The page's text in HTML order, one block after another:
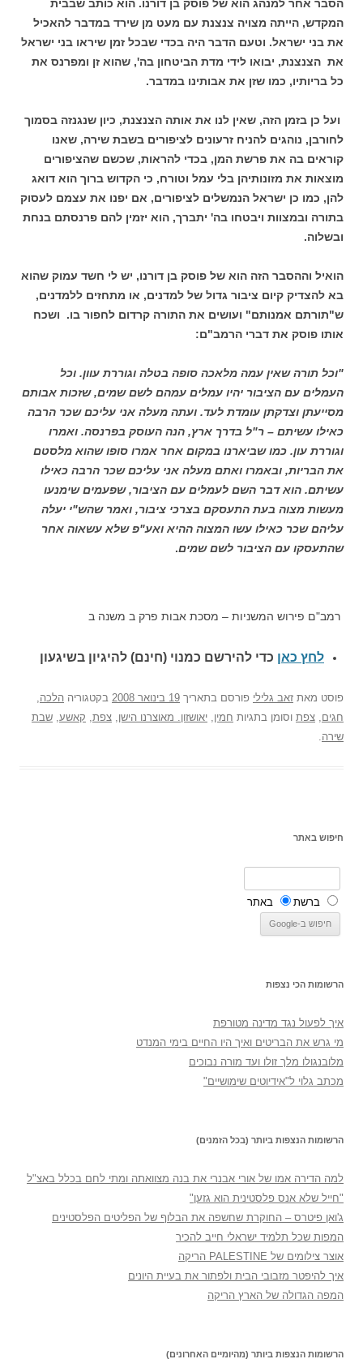
הסבר אחר למנהג הוא של פוסק בן דורנו. הוא כותב שבבית
המקדש, הייתה מצויה צנצנת עם מעט מן שירד במדבר להאכיל
את בני ישראל. וטעם הדבר היה בכדי שבכל זמן שיראו בני ישראל
את הצנצנת, יבואו לידי מדת הביטחון בה', שהוא זן ומפרנס את
כל בריותיו, כמו שזן את אבותינו במדבר.
ועל כן בזמן הזה, שאין לנו את אותה הצנצנת, כיון שנגנזה בסמוך
לחורבן, נוהגים להניח זרעונים לציפורים בשבת שירה, שאנו
קוראים בה את פרשת המן, בכדי להראות, שכשם שהציפורים
מוצאות את מזונותיהן בלי עמל וטורח, כי הקדוש ברוך הוא דואג
להן, כמו כן ישראל הנמשלים לציפורים, אם יפנו את עצמם לעסוק
בתורה ובמצוות ויבטחו בה' יתברך, הוא יזמין להם פרנסתם בנחת
ובשלוה.
הואיל וההסבר הזה הוא של פוסק בן דורנו, יש לי חשד עמוק שהוא
בא להצדיק קיום ציבור גדול של למדנים, או מתחזים ללמדנים,
ש"תורתם אמנותם" ועושים את התורה קרדום לחפור בו. ושכח
אותו פוסק את דברי הרמב"ם:
"וכל תורה שאין עמה מלאכה סופה בטלה וגוררת עוון. וכל
העמלים עם הציבור יהיו עמלים עמהם לשם שמים, שזכות אבותם
מסייעתן וצדקתן עומדת לעד. ועתה מעלה אני עליכם שכר הרבה
כאילו עשיתם – ר"ל בדרך ארץ, הנה העוסק בפרנסה. ואמרו
וגוררת עון. כמו שביארנו במקום אחר אמרו סופו שהוא מלסטם
את הבריות, ובאמרו ואתם מעלה אני עליכם שכר הרבה כאילו
עשיתם. הוא דבר השם לעמלים עם הציבור, שפעמים שימנעו
מעשות מצוה בעת התעסקם בצרכי ציבור, ואמר שהש"י יעלה
עליהם שכר כאילו עשו המצוה ההיא ואע"פ שלא עשאוה אחר
שהתעסקו עם הציבור לשם שמים.
רמב"ם פירוש המשניות – מסכת אבות פרק ב משנה ב
לחץ כאן כדי להירשם כ מנוי (חינם) להיגיון בשיגעון
פוסטמאתזאב גליליפורסם בתאריך19 בינואר 2008 בקטגוריההלכה,
חגים,צפתוסומן בתגיותחמין,יאושזון. מאוצרנו הישן,צפת,קאשע,שבת
שירה.
חיפוש באתר
ברשת באתר
הרשומות הכי נצפות
איך לפעול נגד מדינה מטורפת
מי גרש את הבריטים ואיך היו החיים בימי המנדט
מלובנגולו מלך זולו ועד מורה נבוכים
מכתב גלוי ל"אידיוטים שימושיים"
הרשומות הנצפות ביותר (בכל הזמנים)
למה הדירה אמו של אורי אבנרי את בנה מצוואתה ומתי לחם בכלל באצ"ל
"חייל שלא אנס פלסטינית הוא גזען"
ג'ואן פיטרס – החוקרת שחשפה את הבלוף של הפליטים הפלסטינים
המפות שכל תלמיד ישראלי חייב להכיר
אוצר צילומים של PALESTINE הריקה
איך להיפטר מזבובי הבית ולפתור את בעיית היונים
המפה הגדולה של הארץ הריקה
הרשומות הנצפות ביותר (מהיומיים האחרונים)